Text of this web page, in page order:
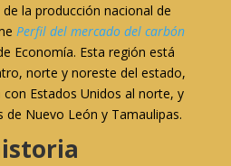
la producción nacional de
Perfil del mercado del carbón
Economía. Esta región está
norte y noreste del estado,
Estados Unidos al norte, y
Nuevo León y Tamaulipas.